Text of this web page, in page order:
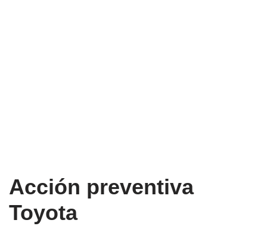
Acción preventiva
Toyota